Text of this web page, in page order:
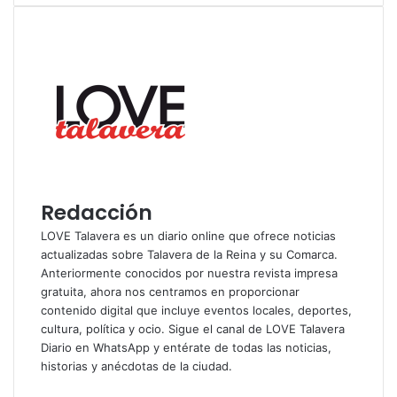
Redacción
LOVE Talavera es un diario online que ofrece noticias
actualizadas sobre Talavera de la Reina y su Comarca.
Anteriormente conocidos por nuestra revista impresa
gratuita, ahora nos centramos en proporcionar
contenido digital que incluye eventos locales, deportes,
cultura, política y ocio. Sigue el canal de LOVE Talavera
Diario en WhatsApp y entérate de todas las noticias,
historias y anécdotas de la ciudad.